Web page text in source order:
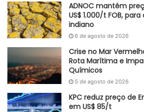
atender aos clientes das indústrias
construção”, disse Knut Schwalenberg,
Nobian.
Fonte MRC Plast
Etiquetas Akzo Nobel cloro
ADNOC mantém
US$ 1.000/t FOB,
indiano
6 de agosto de 2026
Crise no Mar
Rota Marítima e
Químicos
5 de agosto de 2026
KPC reduz preço de
em US$ 85/t